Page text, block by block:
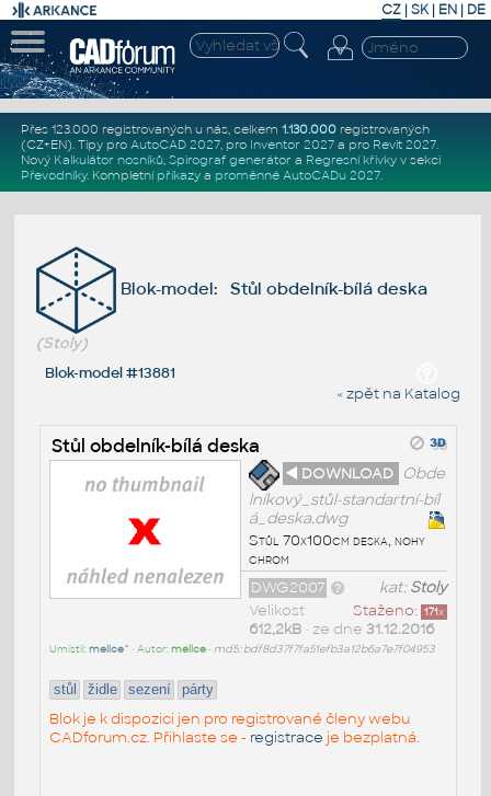
CZ | SK| EN | DE
Přes 123.000 registrovaných u nás, celkem 1.130.000registrovaných
(CZ+EN). Tipy pro AutoCAD 2027, pro Inventor 2027a pro Revit 2027.
Nový Kalkulátor nosníků, Spirograf generátor a Regresní křivkyv sekci
Převodníky. Kompletní příkazya proměnné AutoCADu 2027.
Blok-model: Stůl obdelník-bílá deska
(Stoly)
Blok-model #13881
« zpět na Katalog
Stůl obdelník-bílá deska
◄ DOWNLOAD
Obde
lníkový_stůl-standartní-bíl
á_deska.dwg
Stůl 70x100cm deska, nohy
chrom
kat:Stoly
DWG2007
Staženo: 171x
Velikost
612,2kB• ze dne 31.12.2016
Umístil:mellce^ • Autor:mellce• md5: bdf8d37f7fa51efb3a12b6a7e7f04953
stůl židle sezení párty
Blok je k dispozici jen pro registrované členy webu
CADforum.cz. Přihlaste se - registrace je bezplatná.